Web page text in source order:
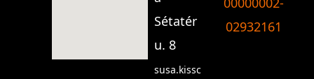
Sétatér
u. 8
susa.kissc
02932161